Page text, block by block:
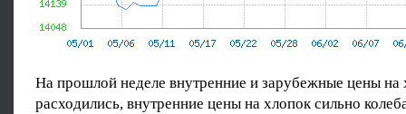
На прошлой неделе внутренние и зарубежные цены на
расходились, внутренние цены на хлопок сильно